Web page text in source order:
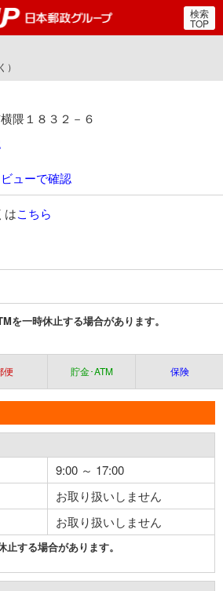
郵便局・日本郵政グルー
検索
TOP
）
隈１８３２－６
ューで確認
はこちら
を一時休止する場合があります。
便 貯金･ATM 保険
9:00 ～ 17:00
お取り扱いしません
お取り扱いしません
する場合があります。